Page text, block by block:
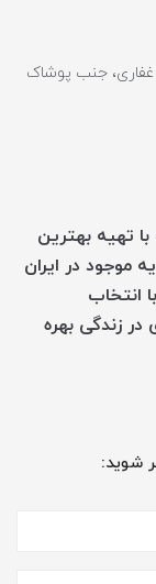
غفاری، جنب پوشاک
تهیه بهترین
موجود در ایران
انتخاب
زندگی بهره
شوید: